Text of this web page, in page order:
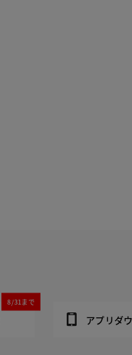
8/31まで
アプリダ